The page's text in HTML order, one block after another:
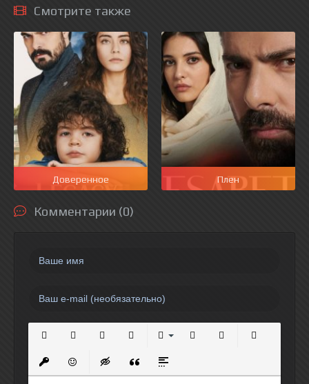
Смотрите также
Доверенное Плен
Комментарии (0)
Вставить защищенную ссылку
Вставить смайлик
Вставка скрытого текста
Вставка цитаты
Вставка спойлера